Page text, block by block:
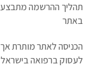
1 Diabetes
מרצה: פרופ' אמיר תירוש
תהליך ההרשמה
באתר
הכניסה לאתר מותרת אך
לעסוק ברפואה בישראל